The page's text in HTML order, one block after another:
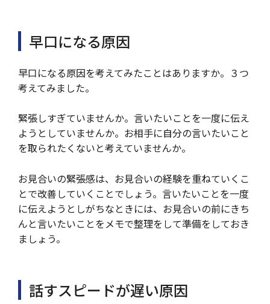
早口になる原因
早口になる原因を考えてみたことはありますか。３つ
考えてみました。
緊張しすぎていませんか。言いたいことを一度に伝え
ようとしていませんか。お相手に自分の言いたいこと
を取られたくないと考えていませんか。
お見合いの緊張感は、お見合いの経験を重ねていくこ
とで改善していくことでしょう。言いたいことを一度
に伝えようとしがちなときには、お見合いの前にきち
んと言いたいことをメモで整理をして準備をしておき
ましょう。
話すスピードが遅い原因